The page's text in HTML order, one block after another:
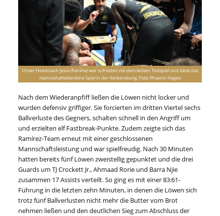
Unser Headcoach Jesús Ramírez war zufrieden mit dem letzten Testspiel und lobte das
mannschaftsdienliche Spiel in der Vorbereitung. Foto: Phoenix Hagen
Nach dem Wiederanpfiff ließen die Löwen nicht locker und
wurden defensiv griffiger. Sie forcierten im dritten Viertel sechs
Ballverluste des Gegners, schalten schnell in den Angriff um
und erzielten elf Fastbreak-Punkte. Zudem zeigte sich das
Ramírez-Team erneut mit einer geschlossenen
Mannschaftsleistung und war spielfreudig. Nach 30 Minuten
hatten bereits fünf Löwen zweistellig gepunktet und die drei
Guards um TJ Crockett Jr., Ahmaad Rorie und Barra Njie
zusammen 17 Assists verteilt. So ging es mit einer 83:61-
Führung in die letzten zehn Minuten, in denen die Löwen sich
trotz fünf Ballverlusten nicht mehr die Butter vom Brot
nehmen ließen und den deutlichen Sieg zum Abschluss der